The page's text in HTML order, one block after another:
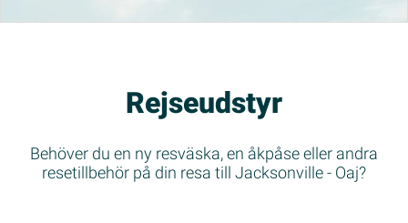
Rejseudstyr
Behöver du en ny resväska, en åkpåse eller andra
resetillbehör på din resa till Jacksonville - Oaj?